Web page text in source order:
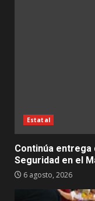
Estatal
Continúa entrega
Seguridad en el
6 agosto, 2026